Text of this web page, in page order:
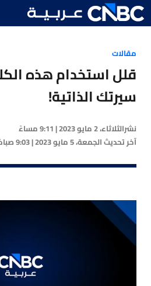
مقالات
قلل استخدام هذه
سيرتك الذاتية!
نشرالثلاثاء، 2 مايو 2023 | 9:11 مساءً
آخر تحديثالجمعة، 5 مايو 2023 | 9:03 صباحًا